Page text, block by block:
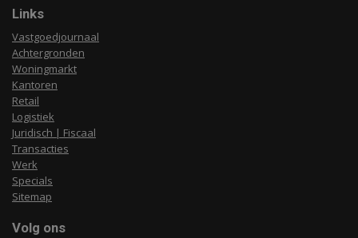
Links
Vastgoedjournaal
Achtergronden
Woningmarkt
Kantoren
Retail
Logistiek
Juridisch | Fiscaal
Transacties
Werk
Specials
Sitemap
Volg ons